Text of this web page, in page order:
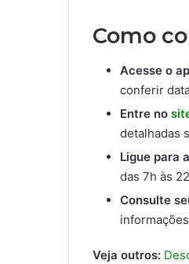
Como
Acesse o
conferir
Entre no
detalhadas
Ligue para
das 7h às
Consulte
Veja outros: